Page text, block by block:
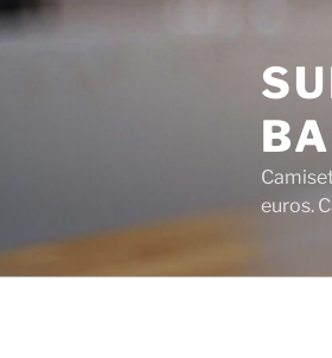
Saltar
al
euros.